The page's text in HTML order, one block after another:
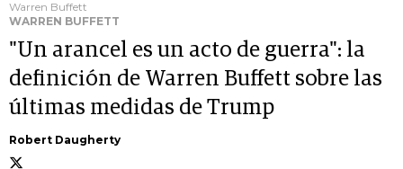
Warren Buffett
WARREN BUFFETT
"Un arancel es un acto de guerra": la
definición de Warren Buffett sobre las
últimas medidas de Trump
Robert Daugherty